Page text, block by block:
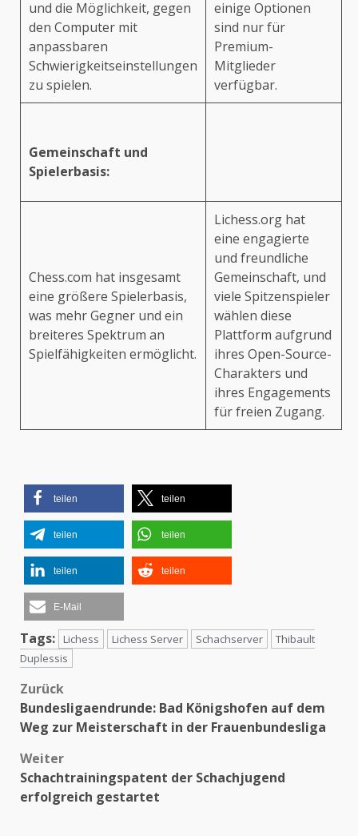
und die Möglichkeit, gegen
den Computer mit
anpassbaren
Schwierigkeitseinstellungen
zu spielen.
einige Optionen
sind nur für
Premium-
Mitglieder
verfügbar.
Gemeinschaft und
Spielerbasis:
Chess.com hat insgesamt
eine größere Spielerbasis,
was mehr Gegner und ein
breiteres Spektrum an
Spielfähigkeiten ermöglicht.
Lichess.org hat
eine engagierte
und freundliche
Gemeinschaft, und
viele Spitzenspieler
wählen diese
Plattform aufgrund
ihres Open-Source-
Charakters und
ihres Engagements
für freien Zugang.
teilen teilen
teilen teilen
teilen teilen
E-Mail
Tags: Lichess Lichess Server Schachserver
Thibault
Duplessis
Beitragsnavigation
Zurück
Bundesligaendrunde: Bad Königshofen auf dem
Weg zur Meisterschaft in der Frauenbundesliga
Weiter
Schachtrainingspatent der Schachjugend
erfolgreich gestartet